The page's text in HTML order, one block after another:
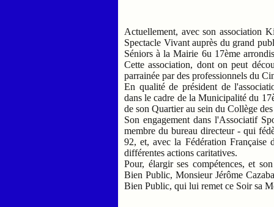
Actuellement, avec son association
Spectacle Vivant auprès du grand
Séniors à la Mairie 6u 17ème
Cette association, dont on peut
parrainée par des professionnels du
En qualité de président de
dans le cadre de la Municipalité du
de son Quartier au sein du Collège
Son engagement dans l'Associatif
membre du bureau directeur - qui
92, et, avec la Fédération Française
différentes actions caritatives.
Pour, élargir ses compétences, et
Bien Public, Monsieur Jérôme
Bien Public, qui lui remet ce Soir sa